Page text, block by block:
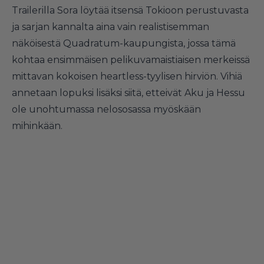
Trailerilla Sora löytää itsensä Tokioon perustuvasta
ja sarjan kannalta aina vain realistisemman
näköisestä Quadratum-kaupungista, jossa tämä
kohtaa ensimmäisen pelikuvamaistiaisen merkeissä
mittavan kokoisen heartless-tyylisen hirviön. Vihiä
annetaan lopuksi lisäksi siitä, etteivät Aku ja Hessu
ole unohtumassa nelososassa myöskään
mihinkään.